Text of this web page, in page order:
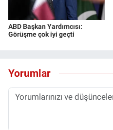
ABD Başkan Yardımcısı:
Görüşme çok iyi geçti
Yorumlar